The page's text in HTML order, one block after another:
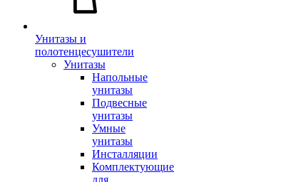
Унитазы и
полотенцесушители
Унитазы
Напольные
унитазы
Подвесные
унитазы
Умные
унитазы
Инсталляции
Комплектующие